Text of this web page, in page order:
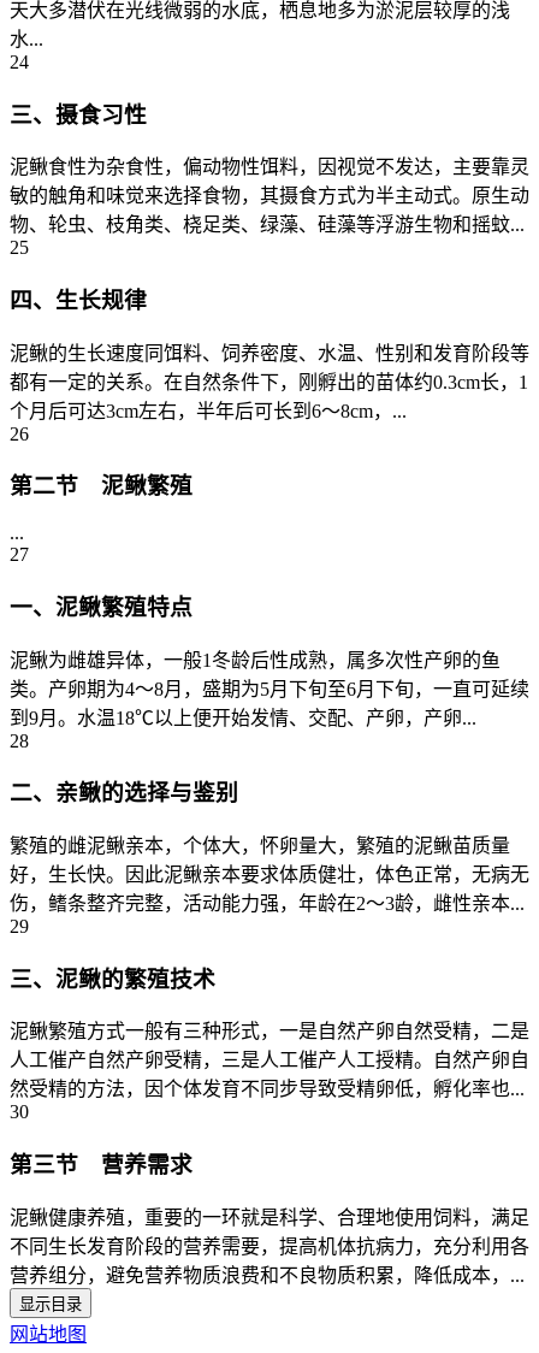
天大多潜伏在光线微弱的水底，栖息地多为淤泥层较厚的浅
水...
24
三、摄食习性
泥鳅食性为杂食性，偏动物性饵料，因视觉不发达，主要靠灵
敏的触角和味觉来选择食物，其摄食方式为半主动式。原生动
物、轮虫、枝角类、桡足类、绿藻、硅藻等浮游生物和摇蚊...
25
四、生长规律
泥鳅的生长速度同饵料、饲养密度、水温、性别和发育阶段等
都有一定的关系。在自然条件下，刚孵出的苗体约0.3cm长，1
个月后可达3cm左右，半年后可长到6～8cm，...
26
第二节 泥鳅繁殖
...
27
一、泥鳅繁殖特点
泥鳅为雌雄异体，一般1冬龄后性成熟，属多次性产卵的鱼
类。产卵期为4～8月，盛期为5月下旬至6月下旬，一直可延续
到9月。水温18℃以上便开始发情、交配、产卵，产卵...
28
二、亲鳅的选择与鉴别
繁殖的雌泥鳅亲本，个体大，怀卵量大，繁殖的泥鳅苗质量
好，生长快。因此泥鳅亲本要求体质健壮，体色正常，无病无
伤，鳍条整齐完整，活动能力强，年龄在2～3龄，雌性亲本...
29
三、泥鳅的繁殖技术
泥鳅繁殖方式一般有三种形式，一是自然产卵自然受精，二是
人工催产自然产卵受精，三是人工催产人工授精。自然产卵自
然受精的方法，因个体发育不同步导致受精卵低，孵化率也...
30
第三节 营养需求
泥鳅健康养殖，重要的一环就是科学、合理地使用饲料，满足
不同生长发育阶段的营养需要，提高机体抗病力，充分利用各
营养组分，避免营养物质浪费和不良物质积累，降低成本，...
显示目录
网站地图